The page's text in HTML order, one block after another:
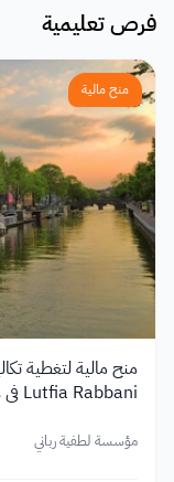
فرص تعليمية
منح مالية
منح مالية لتغطية
Lutfia Rabbani في هولندا
مؤسسة لطفية رباني